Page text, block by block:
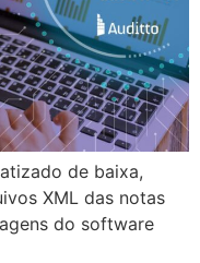
de baixa,
XML das notas
do software